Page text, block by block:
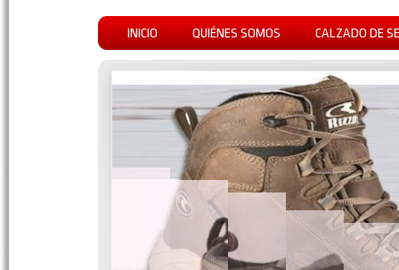
INICIO QUIÉNES SOMOS CALZADO DE